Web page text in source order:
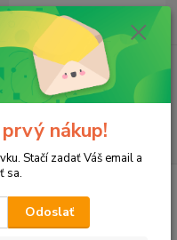
Menu
ks
za0 €
nákup!
Stačí zadať Váš email a
sa.
Odoslať